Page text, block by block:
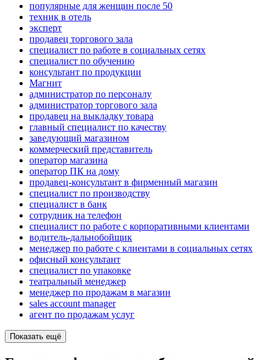
популярные для женщин после 50
техник в отель
эксперт
продавец торгового зала
специалист по работе в социальных сетях
специалист по обучению
консультант по продукции
Магнит
администратор по персоналу
администратор торгового зала
продавец на выкладку товара
главный специалист по качеству
заведующий магазином
коммерческий представитель
оператор магазина
оператор ПК на дому
продавец-консультант в фирменный магазин
специалист по производству
специалист в банк
сотрудник на телефон
специалист по работе с корпоративными клиентами
водитель-дальнобойщик
менеджер по работе с клиентами в социальных сетях
офисный консультант
специалист по упаковке
театральный менеджер
менеджер по продажам в магазин
sales account manager
агент по продажам услуг
Показать ещё